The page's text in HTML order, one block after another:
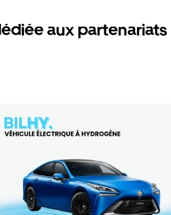
aux partenariats